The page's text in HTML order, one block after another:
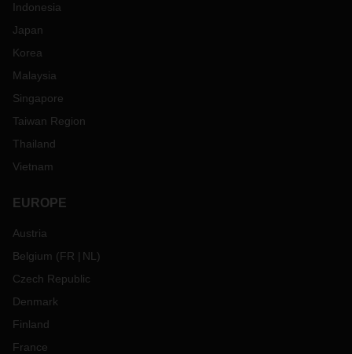
Indonesia
Japan
Korea
Malaysia
Singapore
Taiwan Region
Thailand
Vietnam
EUROPE
Austria
Belgium (FR NL )
Czech Republic
Denmark
Finland
France